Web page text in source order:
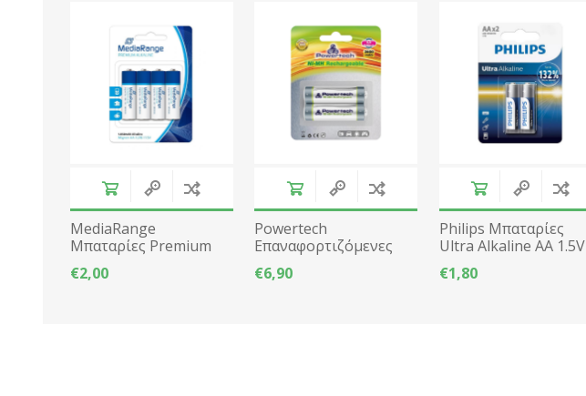
MediaRange
Μπαταρίες Premium
Alkaline AA 2τμχ LR06
€2,00
Powertech
Επαναφορτιζόμενες
μπαταρίες AA 2600mAh
2τμχ LR06
€6,90
Philips Μπαταρίες
Ultra Alkaline AA 1.5V
2τμχ LR6
€1,80